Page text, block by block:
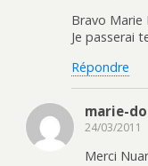
Bravo Marie
Je passerai
Répondre
marie-do
24/03/2011
Merci